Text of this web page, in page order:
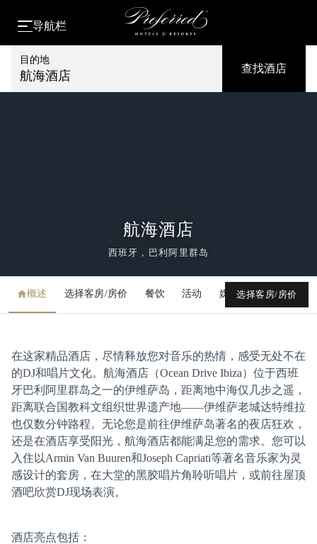
导航栏
目的地
航海酒店
查找酒店
航海酒店
西班牙，巴利阿里群岛
概述 选择客房/房价 餐饮 活动 媒体库选择客房/房价
在这家精品酒店，尽情释放您对音乐的热情，感受无处不在
的DJ和唱片文化。航海酒店（Ocean Drive Ibiza）位于西班
牙巴利阿里群岛之一的伊维萨岛，距离地中海仅几步之遥，
距离联合国教科文组织世界遗产地——伊维萨老城达特维拉
也仅数分钟路程。无论您是前往伊维萨岛著名的夜店狂欢，
还是在酒店享受阳光，航海酒店都能满足您的需求。您可以
入住以Armin Van Buuren和Joseph Capriati等著名音乐家为灵
感设计的套房，在大堂的黑胶唱片角聆听唱片，或前往屋顶
酒吧欣赏DJ现场表演。
酒店亮点包括：